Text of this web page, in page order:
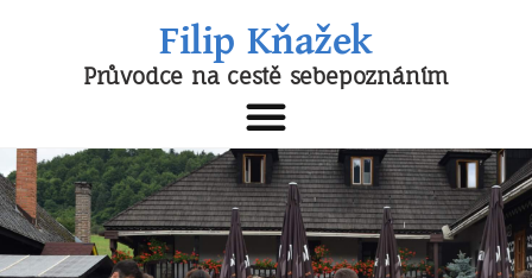
Filip Kňažek
Průvodce na cestě sebepoznáním